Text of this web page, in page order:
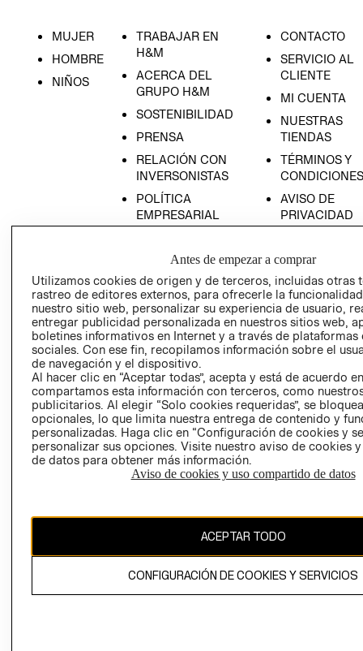
MUJER
HOMBRE
NIÑOS
TRABAJAR EN
H&M
ACERCA DEL
GRUPO H&M
SOSTENIBILIDAD
PRENSA
RELACIÓN CON
INVERSONISTAS
POLÍTICA
EMPRESARIAL
CONTACTO
SERVICIO AL
CLIENTE
MI CUENTA
NUESTRAS
TIENDAS
TÉRMINOS Y
CONDICIONES
AVISO DE
PRIVACIDAD
AVISO DE
COOKIES
LIBRO DE
Ecuador ($)
CAMBIAR REGIÓN
El contenido de esta página web está protegido por copyright y es
propiedad de H&M Hennes & Mauritz AB.
Antes de empezar a comprar
Utilizamos cookies de origen y de terceros, incluidas otras
rastreo de editores externos, para ofrecerle la
nuestro sitio web, personalizar su experiencia de usuario,
entregar publicidad personalizada en nuestros sitios web,
boletines informativos en Internet y a través de plataformas
sociales. Con ese fin, recopilamos información sobre el
de navegación y el dispositivo.
Al hacer clic en “Aceptar todas”, acepta y está de acuerdo
compartamos esta información con terceros, como
publicitarios. Al elegir “Solo cookies requeridas”, se
opcionales, lo que limita nuestra entrega de contenido y
personalizadas. Haga clic en “Configuración de cookies y
personalizar sus opciones. Visite nuestro aviso de cookies
de datos para obtener más información.
Aviso de cookies y uso compartido de datos
ACEPTAR TODO
CONFIGURACIÓN DE COOKIES Y SERVICIOS